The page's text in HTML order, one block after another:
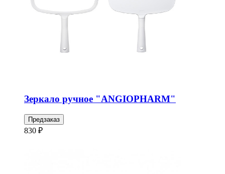
Зеркало ручное "ANGIOPHARM"
Предзаказ
830 ₽